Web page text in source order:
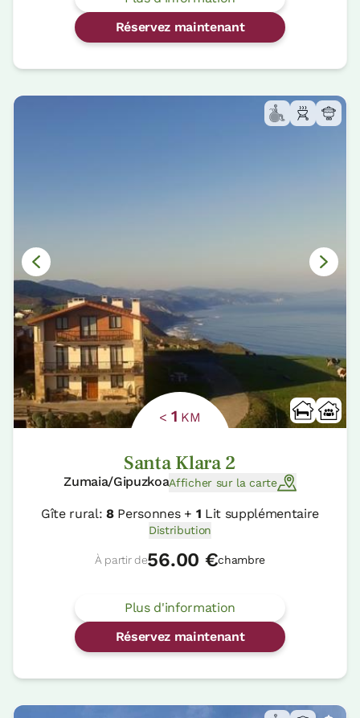
Réservez maintenant
< 1 KM
Santa Klara 2
Zumaia/GipuzkoaAfficher sur la carte
Gîte rural:8Personnes + 1 Lit supplémentaire
Distribution
À partir de56.00 €chambre
Plus d'information
Réservez maintenant